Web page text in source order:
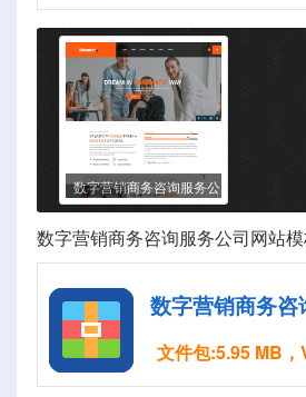
数字营销商务咨询服务公
司网站模板
数字营销商务咨询服务公司网站
数字营销商务
文件包:5.95 MB